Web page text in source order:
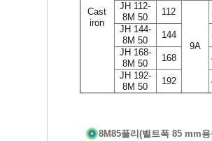
Cast
iron
JH 112-
8M 50
112
9A
JH 144-
8M 50
144
JH 168-
8M 50
168
JH 192-
8M 50
192
8M85풀리(벨트폭 85 mm용